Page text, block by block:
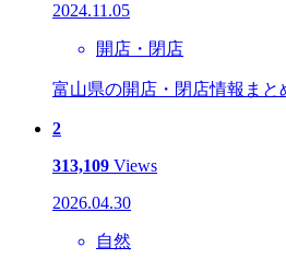
2024.11.05
開店・閉店
富山県の開店・閉店情報まと
2
313,109 Views
2026.04.30
自然